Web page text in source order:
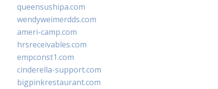
queensushipa.com
wendyweimerdds.com
ameri-camp.com
hrsreceivables.com
empconst1.com
cinderella-support.com
bigpinkrestaurant.com